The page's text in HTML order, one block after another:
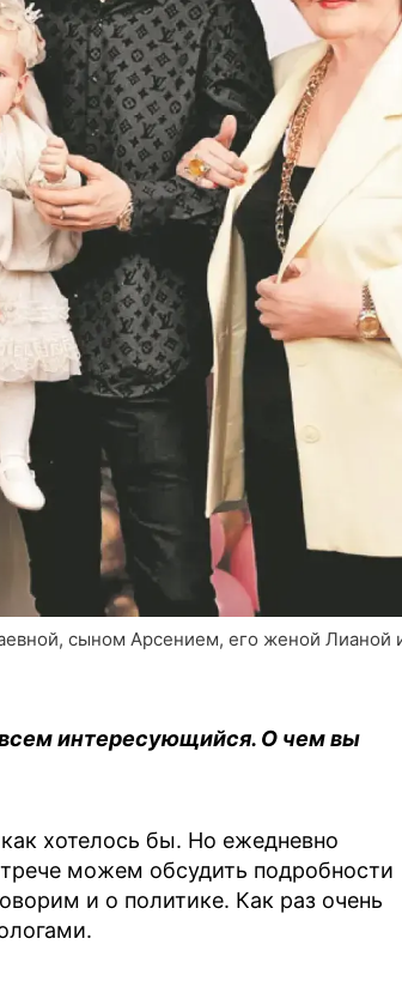
сыном Арсением, его женой Лианой
интересующийся. О чем вы
хотелось бы. Но ежедневно
можем обсудить подробности
и о политике. Как раз очень